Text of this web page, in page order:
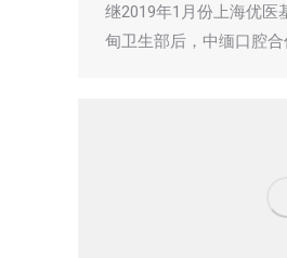
继2019年1月份上海优医
甸卫生部后，中缅口腔合